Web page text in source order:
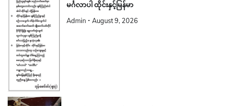
မင်္ဂလာပါ ထိုင်းနှင့်မြန်မာ
Admin August 9, 2026